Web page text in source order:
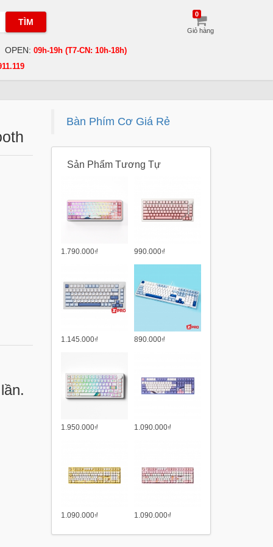
TÌM
Giỏ hàng
0
OPEN:09h-19h (T7-CN: 10h-18h)
Bàn Phím Cơ Giá Rẻ
Sản Phẩm Tương Tự
1.790.000₫ 990.000₫
1.145.000₫ 890.000₫
1.950.000₫ 1.090.000₫
1.090.000₫ 1.090.000₫